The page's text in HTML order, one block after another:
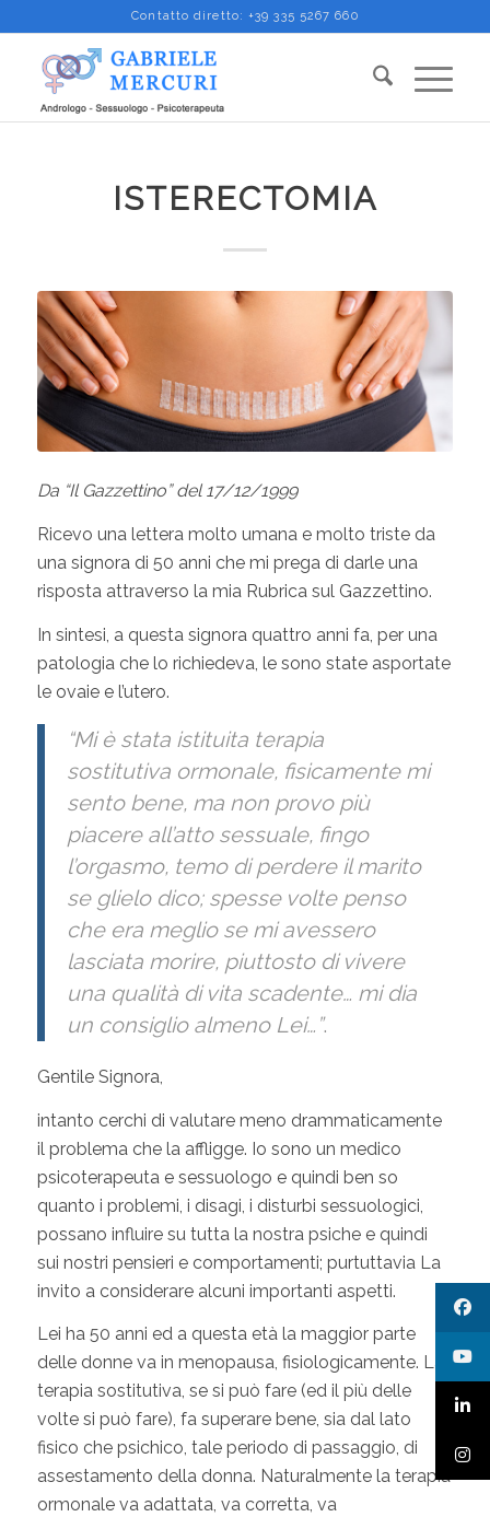
Contatto diretto:+39 335 5267 660
ISTERECTOMIA
Da “Il Gazzettino” del 17/12/1999
Ricevo una lettera molto umana e molto triste da
una signora di 50 anni che mi prega di darle una
risposta attraverso la mia Rubrica sul Gazzettino.
In sintesi, a questa signora quattro anni fa, per una
patologia che lo richiedeva, le sono state asportate
le ovaie e l’utero.
“Mi è stata istituita terapia
sostitutiva ormonale, fisicamente mi
sento bene, ma non provo più
piacere all’atto sessuale, fingo
l’orgasmo, temo di perdere il marito
se glielo dico; spesse volte penso
che era meglio se mi avessero
lasciata morire, piuttosto di vivere
una qualità di vita scadente… mi dia
un consiglio almeno Lei…”.
Gentile Signora,
intanto cerchi di valutare meno drammaticamente
il problema che la affligge. Io sono un medico
psicoterapeuta e sessuologo e quindi ben so
quanto i problemi, i disagi, i disturbi sessuologici,
possano influire su tutta la nostra psiche e quindi
sui nostri pensieri e comportamenti; purtuttavia La
invito a considerare alcuni importanti aspetti.
Lei ha 50 anni ed a questa età la maggior parte
delle donne va in menopausa, fisiologicamente. La
terapia sostitutiva, se si può fare (ed il più delle
volte si può fare), fa superare bene, sia dal lato
fisico che psichico, tale periodo di passaggio, di
assestamento della donna. Naturalmente la terapia
ormonale va adattata, va corretta, va